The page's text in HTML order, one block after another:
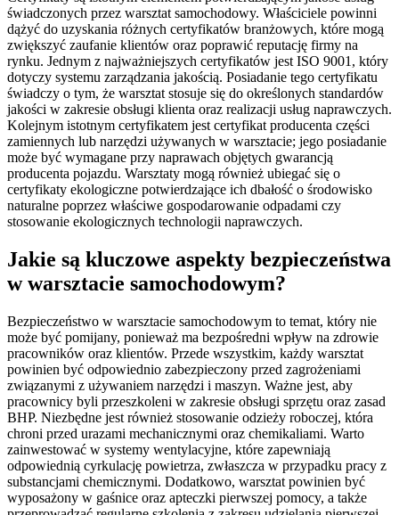
świadczonych przez warsztat samochodowy. Właściciele powinni
dążyć do uzyskania różnych certyfikatów branżowych, które mogą
zwiększyć zaufanie klientów oraz poprawić reputację firmy na
rynku. Jednym z najważniejszych certyfikatów jest ISO 9001, który
dotyczy systemu zarządzania jakością. Posiadanie tego certyfikatu
świadczy o tym, że warsztat stosuje się do określonych standardów
jakości w zakresie obsługi klienta oraz realizacji usług naprawczych.
Kolejnym istotnym certyfikatem jest certyfikat producenta części
zamiennych lub narzędzi używanych w warsztacie; jego posiadanie
może być wymagane przy naprawach objętych gwarancją
producenta pojazdu. Warsztaty mogą również ubiegać się o
certyfikaty ekologiczne potwierdzające ich dbałość o środowisko
naturalne poprzez właściwe gospodarowanie odpadami czy
stosowanie ekologicznych technologii naprawczych.
Jakie są kluczowe aspekty bezpieczeństwa
w warsztacie samochodowym?
Bezpieczeństwo w warsztacie samochodowym to temat, który nie
może być pomijany, ponieważ ma bezpośredni wpływ na zdrowie
pracowników oraz klientów. Przede wszystkim, każdy warsztat
powinien być odpowiednio zabezpieczony przed zagrożeniami
związanymi z używaniem narzędzi i maszyn. Ważne jest, aby
pracownicy byli przeszkoleni w zakresie obsługi sprzętu oraz zasad
BHP. Niezbędne jest również stosowanie odzieży roboczej, która
chroni przed urazami mechanicznymi oraz chemikaliami. Warto
zainwestować w systemy wentylacyjne, które zapewniają
odpowiednią cyrkulację powietrza, zwłaszcza w przypadku pracy z
substancjami chemicznymi. Dodatkowo, warsztat powinien być
wyposażony w gaśnice oraz apteczki pierwszej pomocy, a także